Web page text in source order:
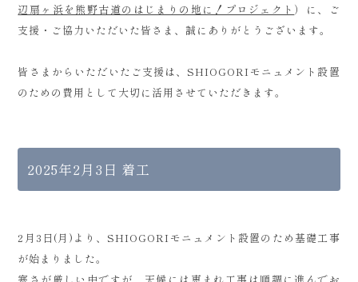
辺扇ヶ浜を熊野古道のはじまりの地に！プロジェクト ）に、ご
支援・ご協力いただいた皆さま、誠にありがとうございます。
皆さまからいただいたご支援は、SHIOGORIモニュメント設置
のための費用として大切に活用させていただきます。
2025年2月3日 着工
2月3日(月)より、SHIOGORIモニュメント設置のため基礎工事
が始まりました。